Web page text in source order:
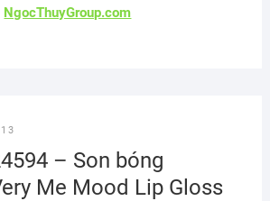
NgocThuyGroup.com
– Son bóng
Me Mood Lip Gloss